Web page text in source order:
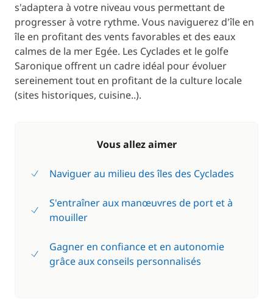
s'adaptera à votre niveau vous permettant de
progresser à votre rythme. Vous naviguerez d'île en
île en profitant des vents favorables et des eaux
calmes de la mer Egée. Les Cyclades et le golfe
Saronique offrent un cadre idéal pour évoluer
sereinement tout en profitant de la culture locale
(sites historiques, cuisine..).
Vous allez aimer
Naviguer au milieu des îles des Cyclades
S'entraîner aux manœuvres de port et à
mouiller
Gagner en confiance et en autonomie
grâce aux conseils personnalisés